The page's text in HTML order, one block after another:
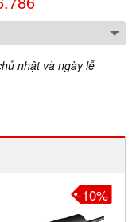
nhật và ngày lễ
-10%